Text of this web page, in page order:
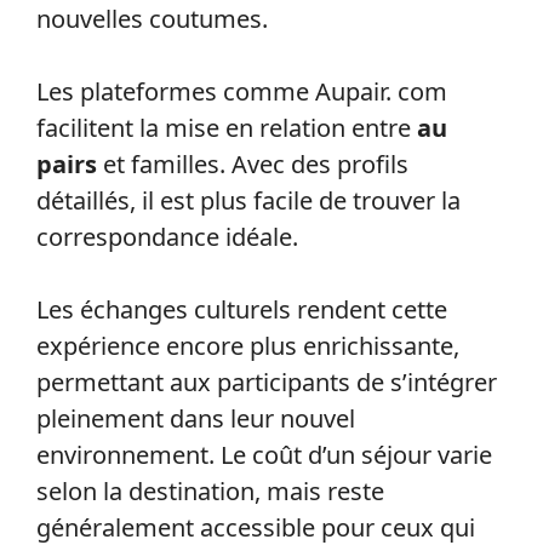
nouvelles coutumes.
Les plateformes comme Aupair. com
facilitent la mise en relation entreau
pairs et familles. Avec des profils
détaillés, il est plus facile de trouver la
correspondance idéale.
Les échanges culturels rendent cette
expérience encore plus enrichissante,
permettant aux participants de s’intégrer
pleinement dans leur nouvel
environnement. Le coût d’un séjour varie
selon la destination, mais reste
généralement accessible pour ceux qui